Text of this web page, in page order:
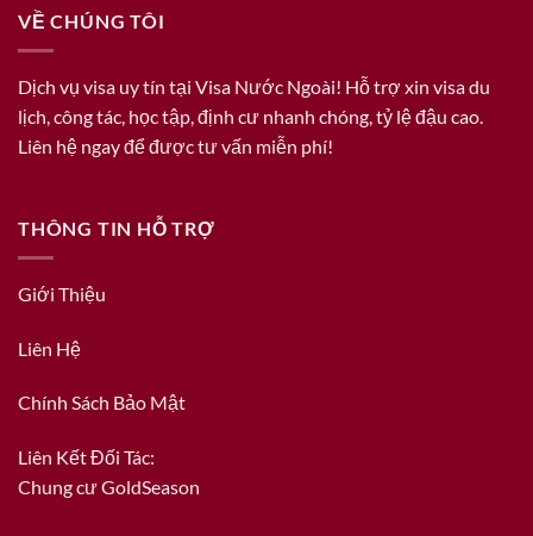
VỀ CHÚNG TÔI
Dịch vụ visa uy tín tại Visa Nước Ngoài! Hỗ trợ xin visa du
lịch, công tác, học tập, định cư nhanh chóng, tỷ lệ đậu cao.
Liên hệ ngay để được tư vấn miễn phí!
THÔNG TIN HỖ TRỢ
Giới Thiệu
Liên Hệ
Chính Sách Bảo Mật
Liên Kết Đối Tác:
Chung cư GoldSeason